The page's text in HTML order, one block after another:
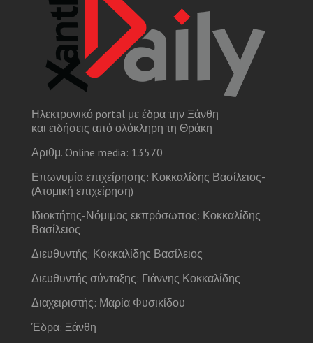
Ηλεκτρονικό portal με έδρα την Ξάνθη
και ειδήσεις από ολόκληρη τη Θράκη
Αριθμ. Online media: 13570
Επωνυμία επιχείρησης: Κοκκαλίδης Βασίλειος-
(Ατομική επιχείρηση)
Ιδιοκτήτης-Νόμιμος εκπρόσωπος: Κοκκαλίδης
Βασίλειος
Διευθυντής: Κοκκαλίδης Βασίλειος
Διευθυντής σύνταξης: Γιάννης Κοκκαλίδης
Διαχειριστής: Μαρία Φυσικίδου
Έδρα: Ξάνθη